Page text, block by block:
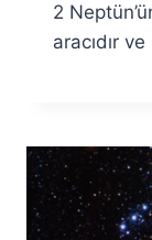
2
aracıdır